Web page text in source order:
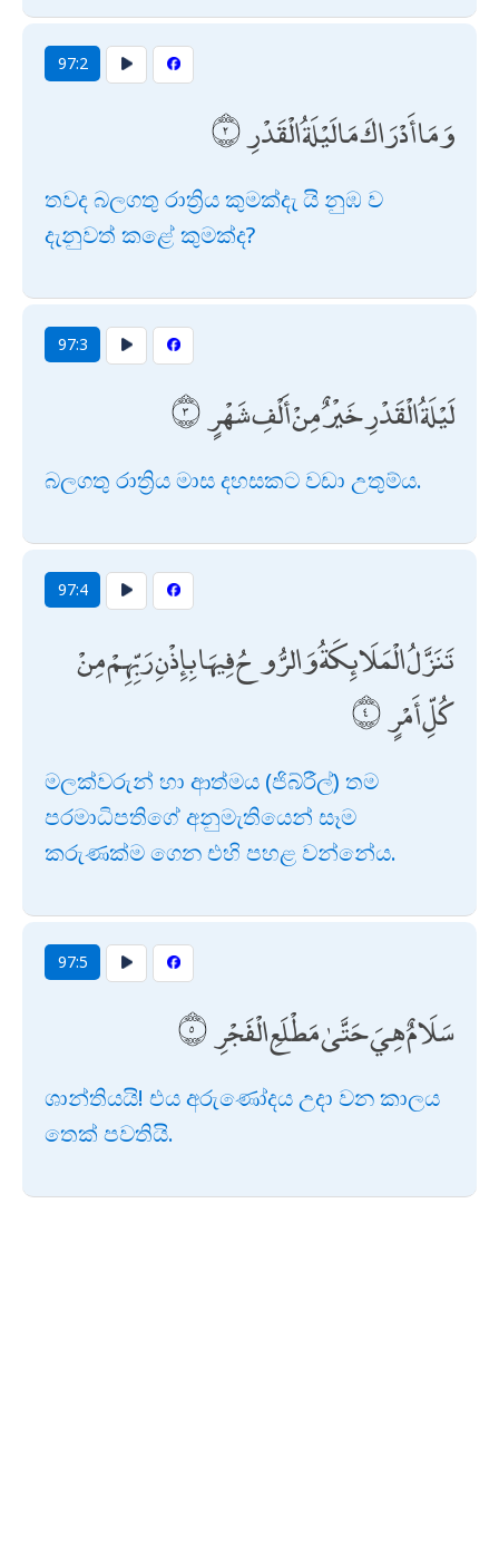
97:2
وَمَا أَدْرَاكَ مَا لَيْلَةُ الْقَدْرِ
තවද බලගතු රාත්‍රිය කුමක්දැ යි නුඹ ව
දැනුවත් කළේ කුමක්ද?
97:3
لَيْلَةُ الْقَدْرِ خَيْرٌ مِنْ أَلْفِ شَهْرٍ
බලගතු රාත්‍රිය මාස දහසකට වඩා උතුම්ය.
97:4
تَنَزَّلُ الْمَلَائِكَةُ وَالرُّوحُ فِيهَا بِإِذْنِ رَبِّهِمْ مِنْ
كُلِّ أَمْرٍ
මලක්වරුන් හා ආත්මය (ජිබ්රීල්) තම
පරමාධිපතිගේ අනුමැතියෙන් සෑම
කරුණක්ම ගෙන එහි පහළ වන්නේය.
97:5
سَلَامٌ هِيَ حَتَّىٰ مَطْلَعِ الْفَجْرِ
ශාන්තියයි! එය අරුණෝදය උදා වන කාලය
තෙක් පවතියි.